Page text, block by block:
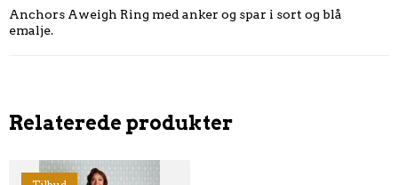
Anchors Aweigh Ring med anker og spar i sort og blå
emalje.
Relaterede produkter